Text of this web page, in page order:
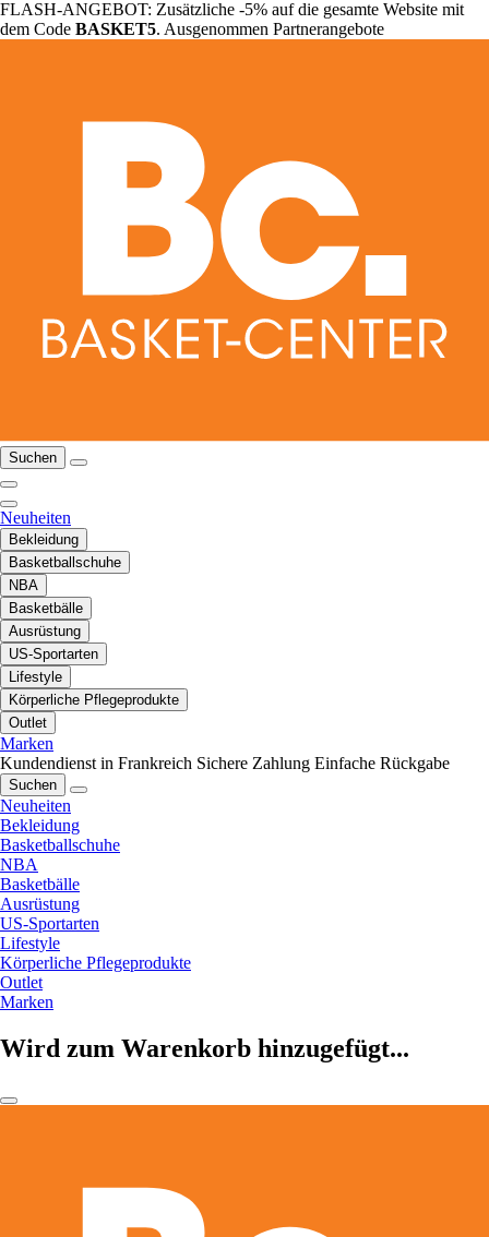
FLASH-ANGEBOT: Zusätzliche -5% auf die gesamte Website mit
dem Code BASKET5. Ausgenommen Partnerangebote
Suchen
Neuheiten
Bekleidung
Basketballschuhe
NBA
Basketbälle
Ausrüstung
US-Sportarten
Lifestyle
Körperliche Pflegeprodukte
Outlet
Marken
Kundendienst in Frankreich Sichere Zahlung Einfache Rückgabe
Suchen
Neuheiten
Bekleidung
Basketballschuhe
NBA
Basketbälle
Ausrüstung
US-Sportarten
Lifestyle
Körperliche Pflegeprodukte
Outlet
Marken
Wird zum Warenkorb hinzugefügt...